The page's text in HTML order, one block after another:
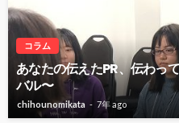
コラム
あなたの伝えたPR、伝わっ
バル〜
chihounomikata 7年 ago